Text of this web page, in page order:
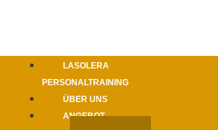
LASOLERA
PERSONALTRAINING
ÜBER UNS
ANGEBOT